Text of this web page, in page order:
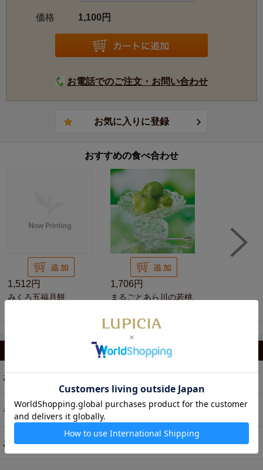
価格 1,100円
お電話でのご注文・お問い合わせ
おすすめの食べ合わせ
1,512円
みくろ五福月餅
1,706円
まるごとあら川の若桃
お茶
ギフト
お菓子・食品・飲料